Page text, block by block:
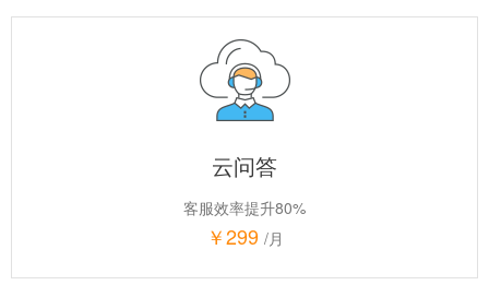
云问答
客服效率提升80%
￥299 /月